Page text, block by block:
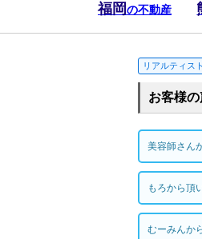
福岡の不動産
リアルティス
お客様の
美容師さん
もろから頂
むーみんか